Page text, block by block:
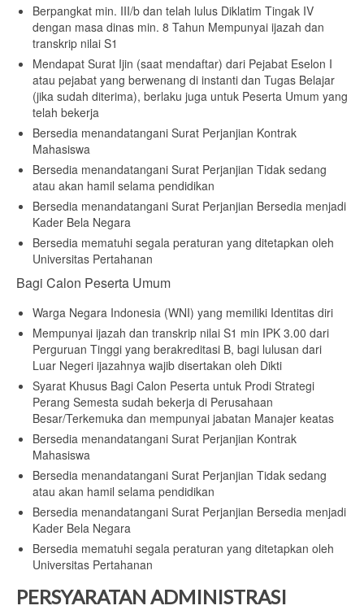
Berpangkat min. III/b dan telah lulus Diklatim Tingak IV
dengan masa dinas min. 8 Tahun Mempunyai ijazah dan
transkrip nilai S1
Mendapat Surat Ijin (saat mendaftar) dari Pejabat Eselon I
atau pejabat yang berwenang di instanti dan Tugas Belajar
(jika sudah diterima), berlaku juga untuk Peserta Umum yang
telah bekerja
Bersedia menandatangani Surat Perjanjian Kontrak
Mahasiswa
Bersedia menandatangani Surat Perjanjian Tidak sedang
atau akan hamil selama pendidikan
Bersedia menandatangani Surat Perjanjian Bersedia menjadi
Kader Bela Negara
Bersedia mematuhi segala peraturan yang ditetapkan oleh
Universitas Pertahanan
Bagi Calon Peserta Umum
Warga Negara Indonesia (WNI) yang memiliki Identitas diri
Mempunyai ijazah dan transkrip nilai S1 min IPK 3.00 dari
Perguruan Tinggi yang berakreditasi B, bagi lulusan dari
Luar Negeri ijazahnya wajib disertakan oleh Dikti
Syarat Khusus Bagi Calon Peserta untuk Prodi Strategi
Perang Semesta sudah bekerja di Perusahaan
Besar/Terkemuka dan mempunyai jabatan Manajer keatas
Bersedia menandatangani Surat Perjanjian Kontrak
Mahasiswa
Bersedia menandatangani Surat Perjanjian Tidak sedang
atau akan hamil selama pendidikan
Bersedia menandatangani Surat Perjanjian Bersedia menjadi
Kader Bela Negara
Bersedia mematuhi segala peraturan yang ditetapkan oleh
Universitas Pertahanan
PERSYARATAN ADMINISTRASI